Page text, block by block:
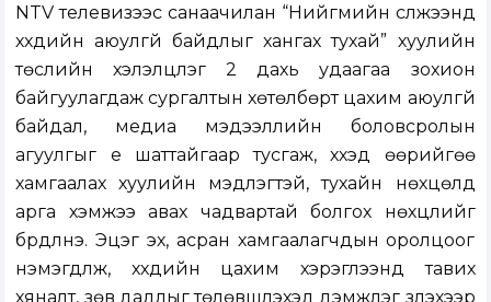
NTV телевизээс санаачилан “Нийгмийн сүлжээнд
хүүхдийн аюулгүй байдлыг хангах тухай” хуулийн
төслийн хэлэлцүүлэг 2 дахь удаагаа зохион
байгуулагдаж сургалтын хөтөлбөрт цахим аюулгүй
байдал, медиа мэдээллийн боловсролын
агуулгыг үе шаттайгаар тусгаж, хүүхэд өөрийгөө
хамгаалах хуулийн мэдлэгтэй, тухайн нөхцөлд
арга хэмжээ авах чадвартай болгох нөхцлийг
бүрдүүлнэ. Эцэг эх, асран хамгаалагчдын оролцоог
нэмэгдүүлж, хүүхдийн цахим хэрэглээнд тавих
хяналт, зөв дадлыг төлөвшүүлэхэд дэмжлэг үзүүлэхээр